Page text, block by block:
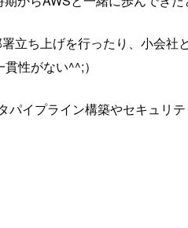
ち上げを行ったり、小会
性がない^^;）
イプライン構築やセキュリ